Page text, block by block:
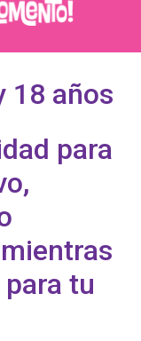
18 años
para
tu